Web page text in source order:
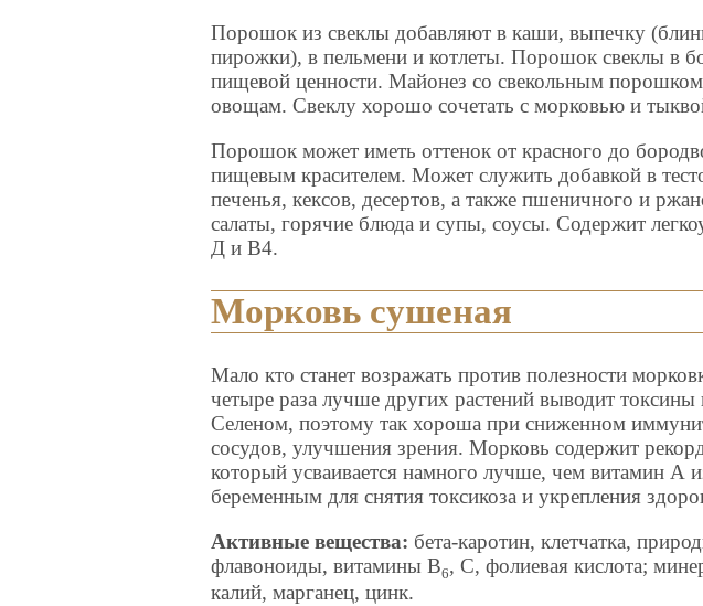
Порошок из свеклы добавляют в каши, выпечку
пирожки), в пельмени и котлеты. Порошок свеклы в
пищевой ценности. Майонез со свекольным
овощам. Свеклу хорошо сочетать с морковью и
Порошок может иметь оттенок от красного до
пищевым красителем. Может служить добавкой в
печенья, кексов, десертов, а также пшеничного и
салаты, горячие блюда и супы, соусы. Содержит
Д и В4.
Морковь сушеная
Мало кто станет возражать против полезности
четыре раза лучше других растений выводит
Селеном, поэтому так хороша при сниженном
сосудов, улучшения зрения. Морковь содержит
который усваивается намного лучше, чем витамин А
беременным для снятия токсикоза и укрепления
Активные вещества: бета-каротин, клетчатка,
флавоноиды, витамины В6, С, фолиевая кислота;
калий, марганец, цинк.